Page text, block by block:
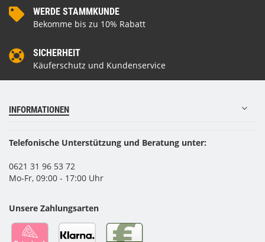
WERDE STAMMKUNDE
Bekomme bis zu 10% Rabatt
SICHERHEIT
Käuferschutz und Kundenservice
INFORMATIONEN
Telefonische Unterstützung und Beratung unter:
0621 31 96 53 72
Mo-Fr, 09:00 - 17:00 Uhr
Unsere Zahlungsarten